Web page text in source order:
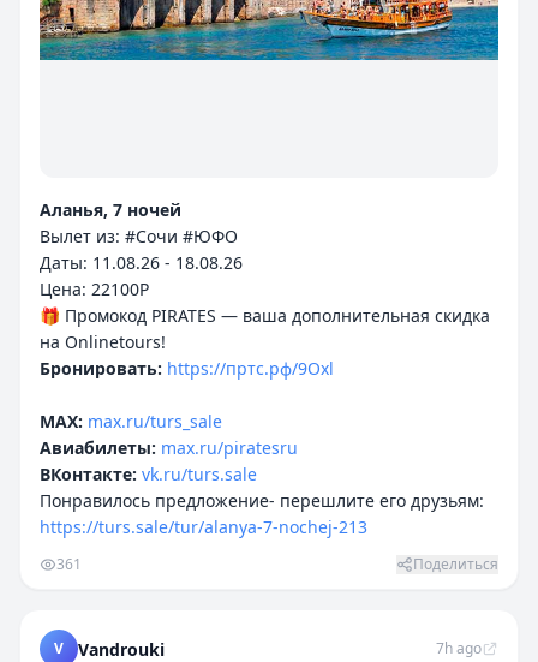
Аланья, 7 ночей
Вылет из: #Сочи #ЮФО
Даты: 11.08.26 - 18.08.26
Цена: 22100P
🎁 Промокод PIRATES — ваша дополнительная скидка
Бронировать: https://пртс.рф/9Oxl
MAX: max.ru/turs_sale
Авиабилеты: max.ru/piratesru
ВКонтакте: vk.ru/turs.sale
Понравилось предложение- перешлите его друзьям:
https://turs.sale/tur/alanya-7-nochej-213
361 Поделиться
V Vandrouki 7h ago